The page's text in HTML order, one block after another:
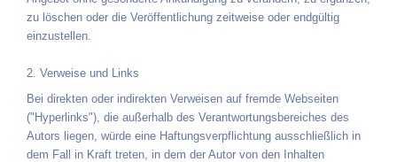
zu löschen oder die Veröffentlichung zeitweise oder endgültig
einzustellen.
2. Verweise und Links
Bei direkten oder indirekten Verweisen auf fremde Webseiten
("Hyperlinks"), die außerhalb des Verantwortungsbereiches des
Autors liegen, würde eine Haftungsverpflichtung ausschließlich in
dem Fall in Kraft treten, in dem der Autor von den Inhalten